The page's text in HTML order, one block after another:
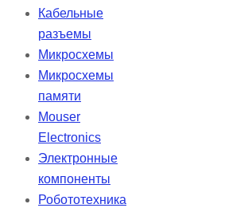
корневых каналов. Состав:
силикаты кальция, алюминат
кальция, оксид кальция, оксид
циркония, оксид железа, диоксид
кремния и диспергирующий агент.
Bio-C Sealer — бессмольный
цемент, который обеспечивает
высокую биосовместимость и
упрощает очистку пульпарной
камеры после эндодонтической
Кабельные
разъемы
Микросхемы
Микросхемы
памяти
Mouser
Electronics
Электронные
компоненты
Робототехника